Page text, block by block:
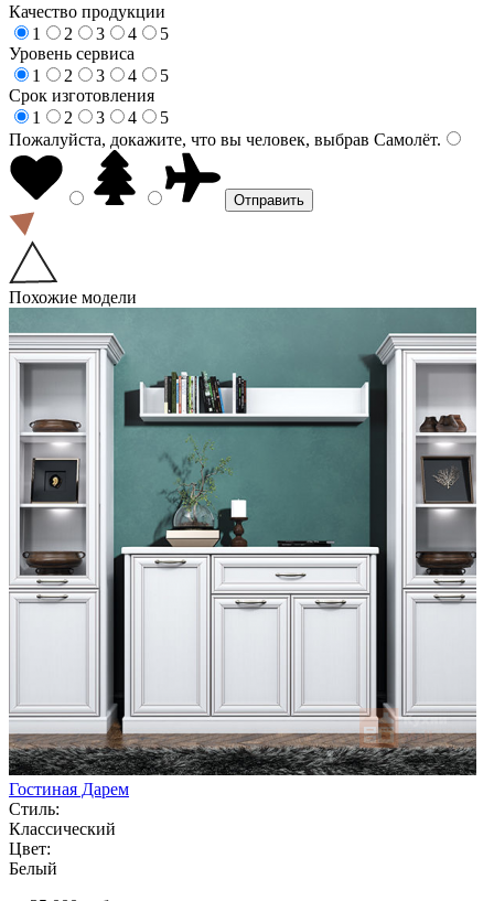
Качество продукции
1
2 3 4
5
Уровень сервиса
1
2 3 4
5
Срок изготовления
1
2 3 4
5
Пожалуйста, докажите, что вы человек, выбрав Самолёт.
Похожие модели
Гостиная Дарем
Стиль:
Классический
Цвет:
Белый